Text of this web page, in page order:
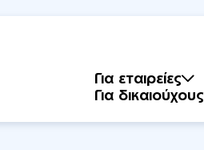
Για εταιρείες
Για δικαιούχους